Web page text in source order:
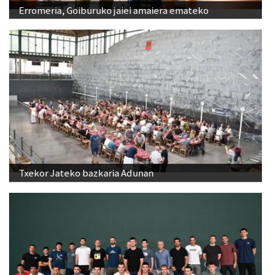
Erromeria, Goiburuko jaiei amaiera emateko
Txekor Jateko bazkaria Adunan